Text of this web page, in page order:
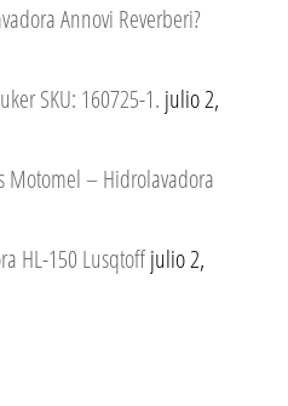
Annovi Reverberi?
SKU: 160725-1. julio 2,
Motomel – Hidrolavadora
HL-150 Lusqtoffjulio 2,